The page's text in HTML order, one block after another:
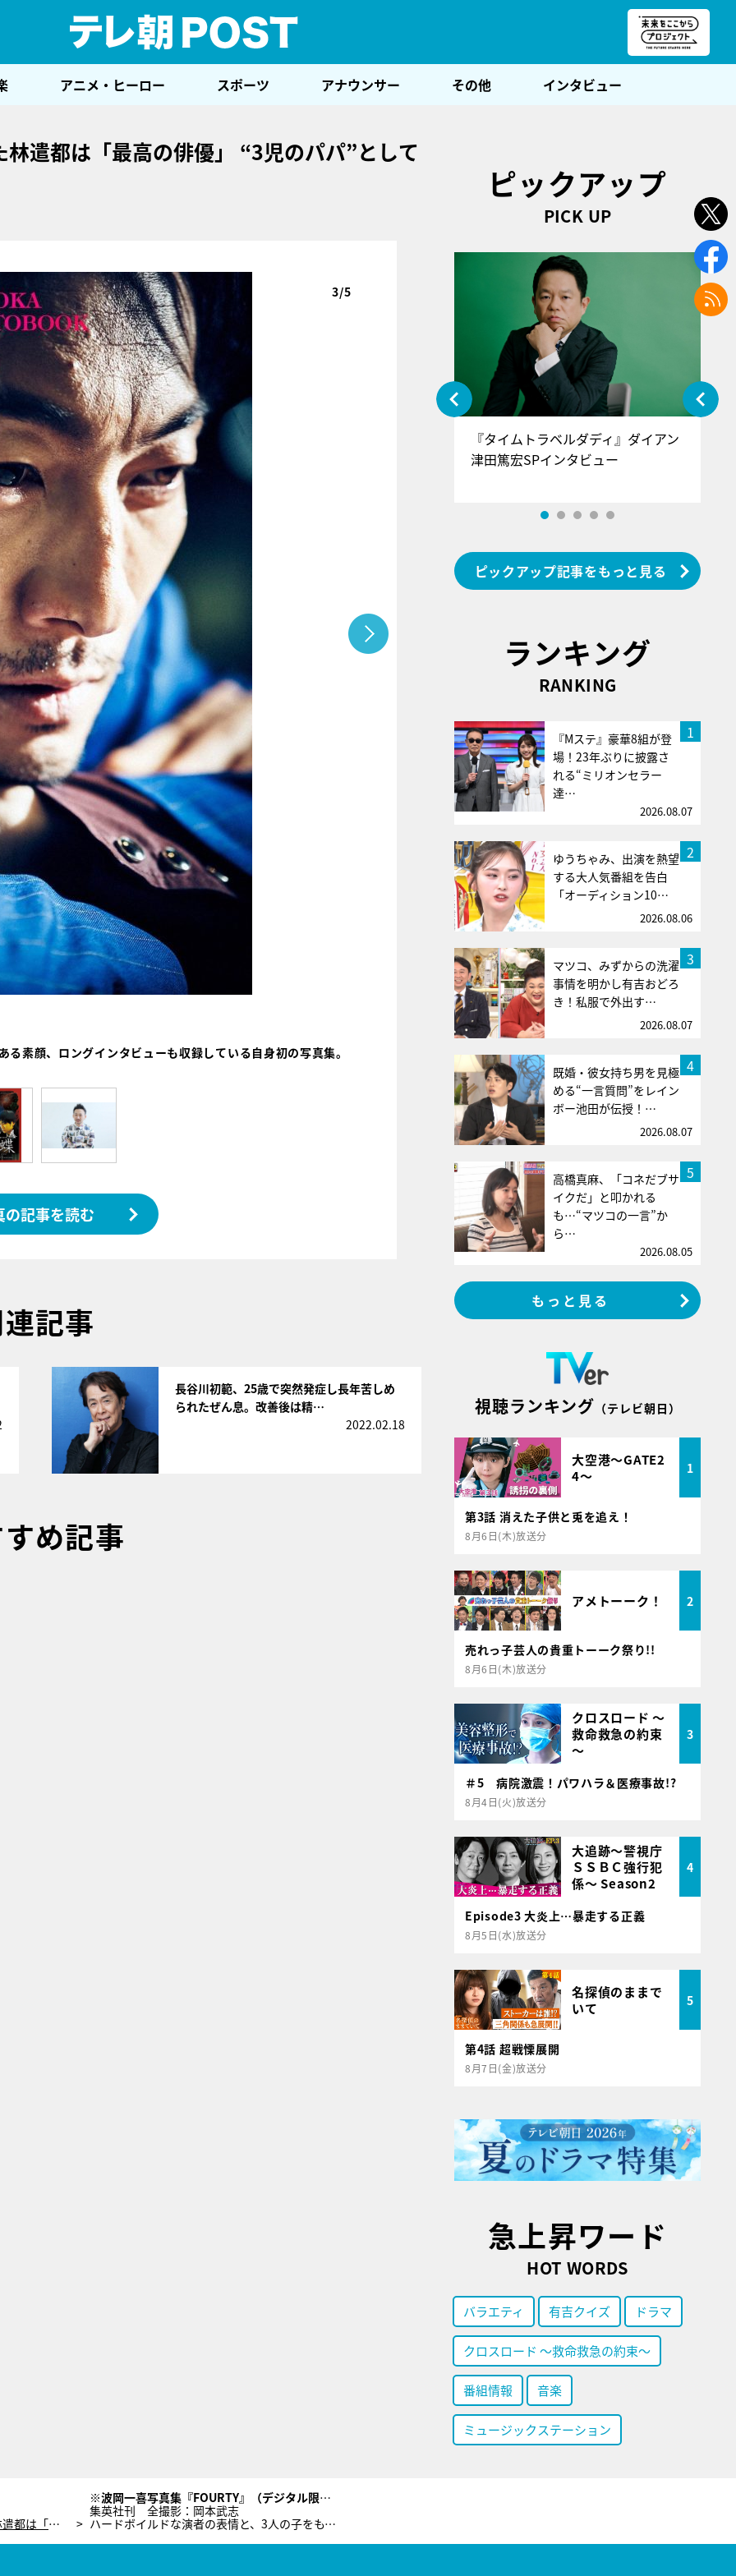
アニメ・ヒーロー スポーツ アナウンサー その他 インタビュー
遣都は「最高の俳優」 “3児のパパ”として
3/5
素顔、ロングインタビューも収録している自身初の写真集。
の記事を読む
記事
長谷川初範、25歳で突然発症し長年苦しめ
られたぜん息。改善後は精…
2022.02.18
め記事
ピックアップ
PICK UP
『アイ＝ラブ！げーみんぐ』＝LOV
E齋藤樹愛羅＆佐々木舞香SPインタ
ビュー
『タイムトラベルダディ』ダイアン
津田篤宏SPインタビュー
ピックアップ記事をもっと見る
ランキング
RANKING
1
『Mステ』豪華8組が登
場！23年ぶりに披露さ
れる“ミリオンセラー
達…
2026.08.07
2
ゆうちゃみ、出演を熱望
する大人気番組を告白
「オーディション10…
2026.08.06
3
マツコ、みずからの洗濯
事情を明かし有吉おどろ
き！私服で外出す…
2026.08.07
4
既婚・彼女持ち男を見極
める“一言質問”をレイン
ボー池田が伝授！…
2026.08.07
5
高橋真麻、「コネだブサ
イクだ」と叩かれる
も…“マツコの一言”か
ら…
2026.08.05
もっと見る
視聴ランキング （テレビ朝日）
大空港～GATE2
4～
1
第3話 消えた子供と兎を追え！
8月6日(木)放送分
アメトーーク！ 2
売れっ子芸人の貴重トーーク祭り!!
8月6日(木)放送分
クロスロード ～
救命救急の約束
～
3
＃5 病院激震！パワハラ＆医療事故!?
8月4日(火)放送分
大追跡～警視庁
ＳＳＢＣ強行犯
係～ Season2
4
Episode3 大炎上…暴走する正義
8月5日(水)放送分
名探偵のままで
いて
5
第4話 超戦慄展開
8月7日(金)放送分
急上昇ワード
HOT WORDS
バラエティ 有吉クイズ ドラマ
クロスロード ～救命救急の約束～
番組情報 音楽
ミュージックステーション
波岡一喜、『火花』でW主演した林遣都は「最高の俳優」 “3児のパパ”としての顔も語る「優しくなりました」
※波岡一喜写真集『FOURTY』（デジタル限定）
集英社刊 全撮影：岡本武志
ハードボイルドな演者の表情と、3人の子をもつ父でもある素顔、ロングインタビューも収録している自身初の写真集。